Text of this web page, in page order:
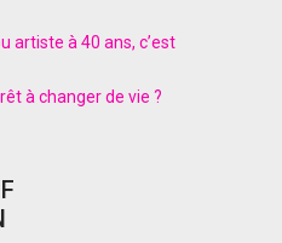
artiste à 40 ans, c’est
à changer de vie ?